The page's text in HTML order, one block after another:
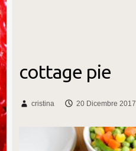
cottage pie
cristina 20 Dicembre 2017